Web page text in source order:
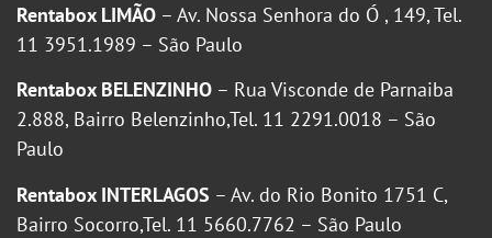
Rentabox LIMÃO – Av. Nossa Senhora do Ó , 149, Tel.
11 3951.1989 – São Paulo
Rentabox BELENZINHO – Rua Visconde de Parnaiba
2.888, Bairro Belenzinho,Tel. 11 2291.0018 – São
Paulo
Rentabox INTERLAGOS – Av. do Rio Bonito 1751 C,
Bairro Socorro,Tel. 11 5660.7762 – São Paulo